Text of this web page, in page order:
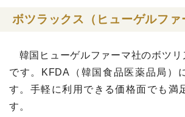
ボツラックス（ヒューゲルファ
韓国ヒューゲルファーマ社のボツリ
です。
KFDA（韓国食品医薬品局）
す。 手軽に利用できる価格面でも満
す。